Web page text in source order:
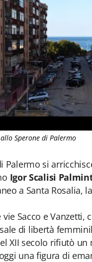
Sperone di Palermo
Palermo si
Igor Scalisi
a Santa Rosalia,
Sacco e Vanzetti,
di libertà
XII secolo rifiutò
una figura di